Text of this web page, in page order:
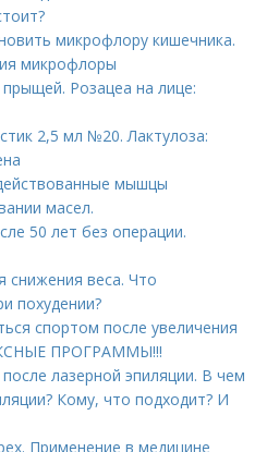
микрофлору кишечника.
микрофлоры
Розацеа на лице:
2,5 мл №20. Лактулоза:
мышцы
масел.
50 лет без операции.
снижения веса. Что
похудении?
спортом после увеличения
ПРОГРАММЫ!!!
лазерной эпиляции. В чем
Кому, что подходит? И
Применение в медицине